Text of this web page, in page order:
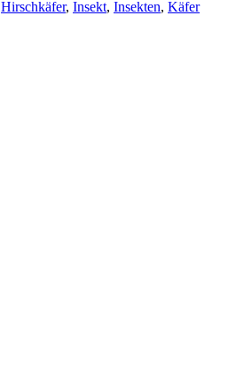
Hirschkäfer, Insekt, Insekten, Käfer